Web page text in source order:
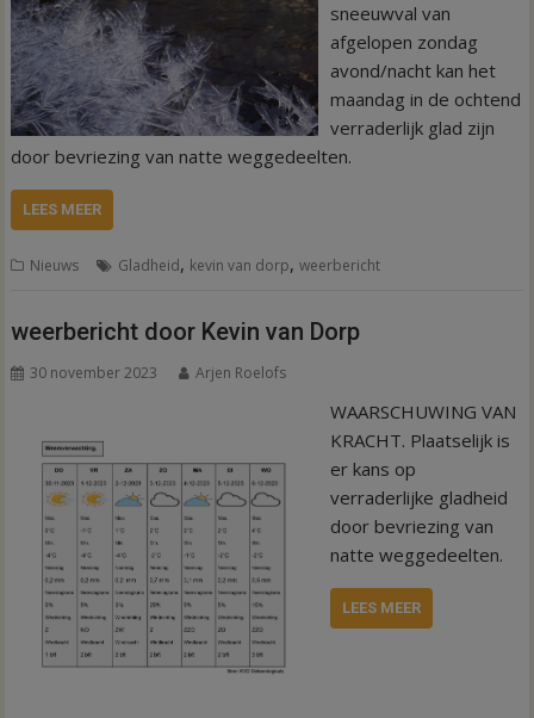
sneeuwval van
afgelopen zondag
avond/nacht kan het
maandag in de ochtend
verraderlijk glad zijn
door bevriezing van natte weggedeelten.
LEES MEER
Nieuws Gladheid, kevin van dorp,weerbericht
weerbericht door Kevin van Dorp
30 november 2023 Arjen Roelofs
WAARSCHUWING VAN
KRACHT. Plaatselijk is
er kans op
verraderlijke gladheid
door bevriezing van
natte weggedeelten.
LEES MEER